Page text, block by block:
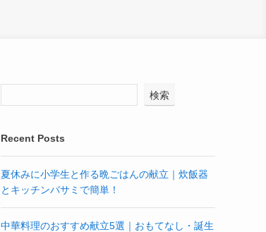
検索
Recent Posts
夏休みに小学生と作る晩ごはんの献立｜炊飯器
とキッチンバサミで簡単！
中華料理のおすすめ献立5選｜おもてなし・誕生